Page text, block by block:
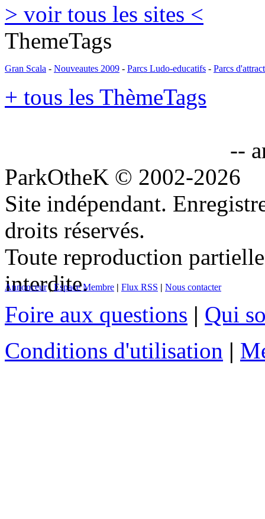
> voir tous les sites <
ThemeTags
Gran Scala - Nouveautes 2009 - Parcs Ludo-educatifs - Parcs
+ tous les ThèmeTags
--
ParkOtheK © 2002-2026
Site indépendant.
droits réservés.
Toute reproduction
interdite.
Annonceur| Espace Membre | Flux RSS | Nous contacter
Foire aux questions | Qui
Conditions d'utilisation |